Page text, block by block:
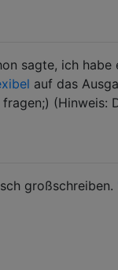
sagte, ich
auf das
großschreiben.